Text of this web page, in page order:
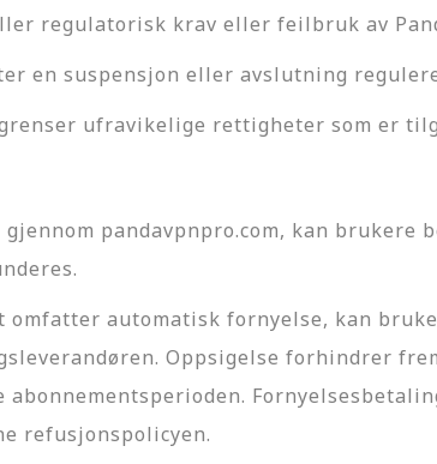
regulatorisk krav eller feilbruk av
en suspensjon eller avslutning
ufravikelige rettigheter som er
pandavpnpro.com, kan
automatisk fornyelse, kan
Oppsigelse forhindrer
refusjonspolicyen.